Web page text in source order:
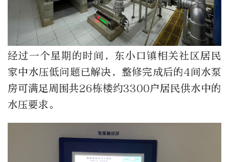
经过一个星期的时间，东小口镇相关社区居民
家中水压低问题已解决，整修完成后的4间水泵
房可满足周围共26栋楼约3300户居民供水中的
水压要求。